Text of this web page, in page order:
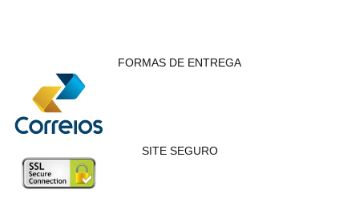
FORMAS DE ENTREGA
SITE SEGURO